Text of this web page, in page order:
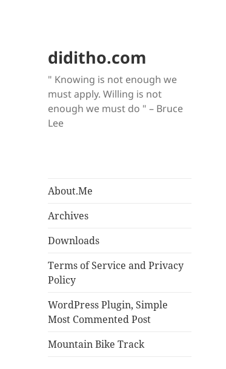
diditho.com
" Knowing is not enough we
must apply. Willing is not
enough we must do " – Bruce
Lee
About.Me
Archives
Downloads
Terms of Service and Privacy
Policy
WordPress Plugin, Simple
Most Commented Post
Mountain Bike Track